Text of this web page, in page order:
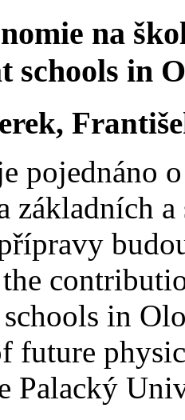
na
schools in
pojednáno
základních
in
future
Palacký